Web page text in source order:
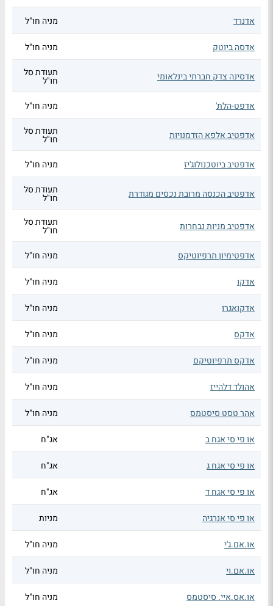
אדנרד מניה חו"ל
אדסה ביוטק מניה חו"ל
אדסינה צדק חברתי בינלאומי תעודת סל
חו"ל
אדפט-הלת'
מניה חו"ל
אדפטיב אלפא הזדמנויות תעודת סל
חו"ל
אדפטיב ביוטכנולוג'יז
מניה חו"ל
אדפטיב הכנסה מרובת נכסים מגודרת תעודת סל
חו"ל
אדפטיב מניות נבחרות תעודת סל
חו"ל
אדפטימיון תרפיוטיקס
מניה חו"ל
אדקו מניה חו"ל
אדקואגרו מניה חו"ל
אדקס מניה חו"ל
אדקס תרפיוטיקס מניה חו"ל
אהולד דלהייז מניה חו"ל
אהר טסט סיסטמס מניה חו"ל
או פי סי אגח ב אג"ח
או פי סי אגח ג אג"ח
או פי סי אגח ד אג"ח
או פי סי אנרגיה מניות
או.אם.ג'י מניה חו"ל
או.אם.וי מניה חו"ל
או.אס.איי. סיסטמס מניה חו"ל